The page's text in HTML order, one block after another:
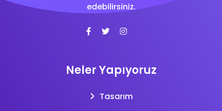
edebilirsiniz.
Neler Yapıyoruz
Tasarım